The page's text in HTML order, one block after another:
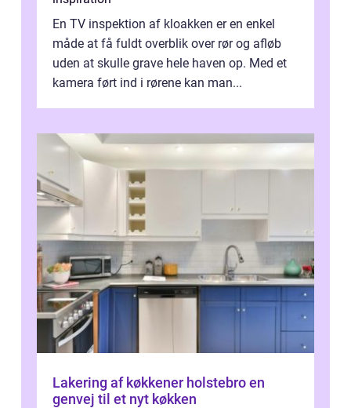
En TV inspektion af kloakken er en enkel
måde at få fuldt overblik over rør og afløb
uden at skulle grave hele haven op. Med et
kamera ført ind i rørene kan man...
Lakering af køkkener holstebro en
genvej til et nyt køkken